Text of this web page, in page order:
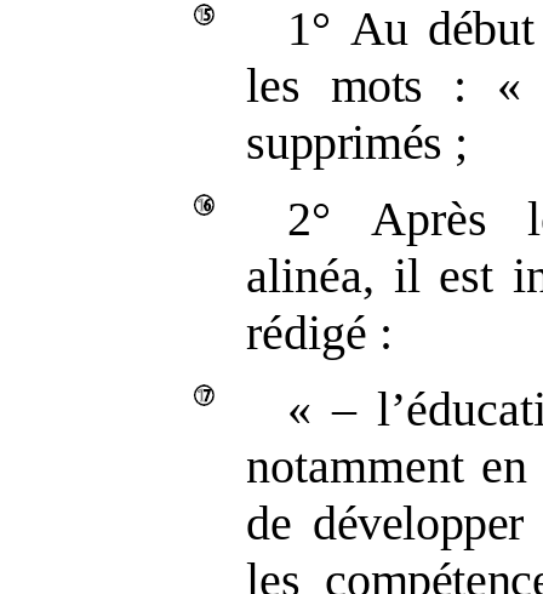
1° Au
les mots
: «
supprimés ;
2°Après
alinéa, il est
rédigé :
« –
notamment
de développer
les